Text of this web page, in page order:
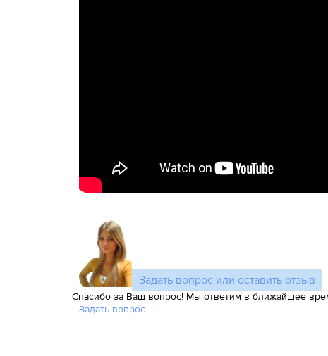
Задать вопрос или оставить отзыв
Спасибо за Ваш вопрос! Мы ответим в ближайшее
Задать вопрос